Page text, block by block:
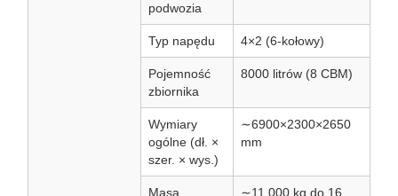
podwozia
Typ napędu 4×2 (6-kołowy)
Pojemność
zbiornika
8000 litrów (8 CBM)
Wymiary
ogólne (dł. ×
szer. × wys.)
∼6900×2300×2650
mm
Masa
∼11 000 kg do 16